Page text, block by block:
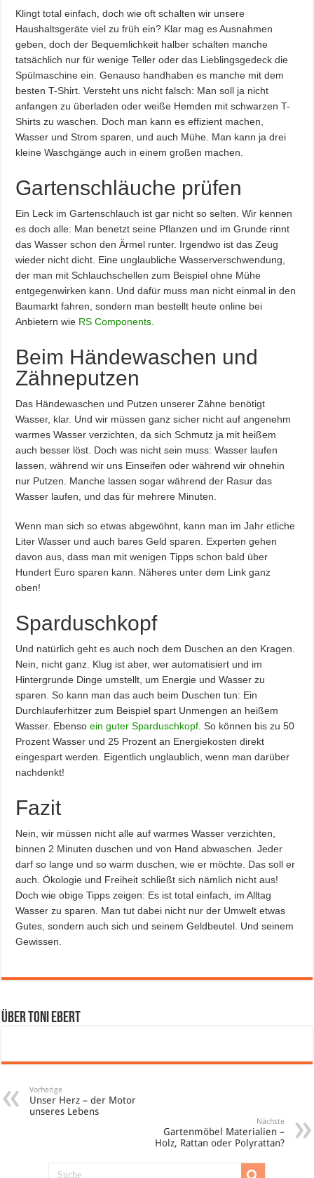
Klingt total einfach, doch wie oft schalten wir unsere
Haushaltsgeräte viel zu früh ein? Klar mag es Ausnahmen
geben, doch der Bequemlichkeit halber schalten manche
tatsächlich nur für wenige Teller oder das Lieblingsgedeck die
Spülmaschine ein. Genauso handhaben es manche mit dem
besten T-Shirt. Versteht uns nicht falsch: Man soll ja nicht
anfangen zu überladen oder weiße Hemden mit schwarzen T-
Shirts zu waschen. Doch man kann es effizient machen,
Wasser und Strom sparen, und auch Mühe. Man kann ja drei
kleine Waschgänge auch in einem großen machen.
Gartenschläuche prüfen
Ein Leck im Gartenschlauch ist gar nicht so selten. Wir kennen
es doch alle: Man benetzt seine Pflanzen und im Grunde rinnt
das Wasser schon den Ärmel runter. Irgendwo ist das Zeug
wieder nicht dicht. Eine unglaubliche Wasserverschwendung,
der man mit Schlauchschellen zum Beispiel ohne Mühe
entgegenwirken kann. Und dafür muss man nicht einmal in den
Baumarkt fahren, sondern man bestellt heute online bei
Anbietern wie RS Components.
Beim Händewaschen und
Zähneputzen
Das Händewaschen und Putzen unserer Zähne benötigt
Wasser, klar. Und wir müssen ganz sicher nicht auf angenehm
warmes Wasser verzichten, da sich Schmutz ja mit heißem
auch besser löst. Doch was nicht sein muss: Wasser laufen
lassen, während wir uns Einseifen oder während wir ohnehin
nur Putzen. Manche lassen sogar während der Rasur das
Wasser laufen, und das für mehrere Minuten.
Wenn man sich so etwas abgewöhnt, kann man im Jahr etliche
Liter Wasser und auch bares Geld sparen. Experten gehen
davon aus, dass man mit wenigen Tipps schon bald über
Hundert Euro sparen kann. Näheres unter dem Link ganz
oben!
Sparduschkopf
Und natürlich geht es auch noch dem Duschen an den Kragen.
Nein, nicht ganz. Klug ist aber, wer automatisiert und im
Hintergrunde Dinge umstellt, um Energie und Wasser zu
sparen. So kann man das auch beim Duschen tun: Ein
Durchlauferhitzer zum Beispiel spart Unmengen an heißem
Wasser. Ebensoein guter Sparduschkopf . So können bis zu 50
Prozent Wasser und 25 Prozent an Energiekosten direkt
eingespart werden. Eigentlich unglaublich, wenn man darüber
nachdenkt!
Fazit
Nein, wir müssen nicht alle auf warmes Wasser verzichten,
binnen 2 Minuten duschen und von Hand abwaschen. Jeder
darf so lange und so warm duschen, wie er möchte. Das soll er
auch. Ökologie und Freiheit schließt sich nämlich nicht aus!
Doch wie obige Tipps zeigen: Es ist total einfach, im Alltag
Wasser zu sparen. Man tut dabei nicht nur der Umwelt etwas
Gutes, sondern auch sich und seinem Geldbeutel. Und seinem
Gewissen.
Über Toni Ebert
Vorherige
Unser Herz – der Motor
unseres Lebens
Nächste
Gartenmöbel Materialien –
Holz, Rattan oder Polyrattan?